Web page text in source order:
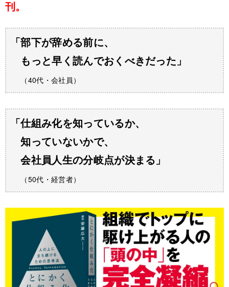
刊。
「部下が辞める前に、
もっと早く読んでおくべきだった」
（40代・会社員）
「仕組み化を知っているか、
知っていないかで、
会社員人生の分岐点が決まる」
（50代・経営者）